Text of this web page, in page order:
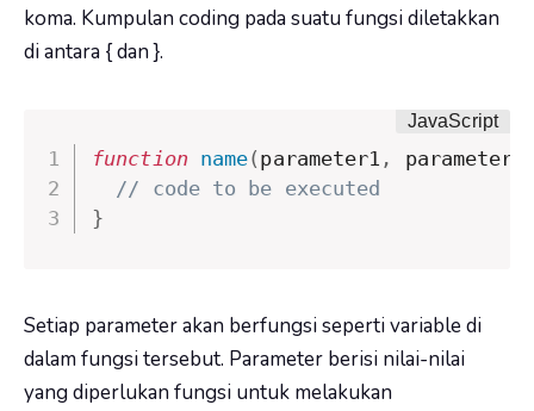
koma. Kumpulan coding pada suatu fungsi diletakkan
di antara { dan }.
function name( parameter1 , parameter2
// code to be executed
}
Setiap parameter akan berfungsi seperti variable di
dalam fungsi tersebut. Parameter berisi nilai-nilai
yang diperlukan fungsi untuk melakukan